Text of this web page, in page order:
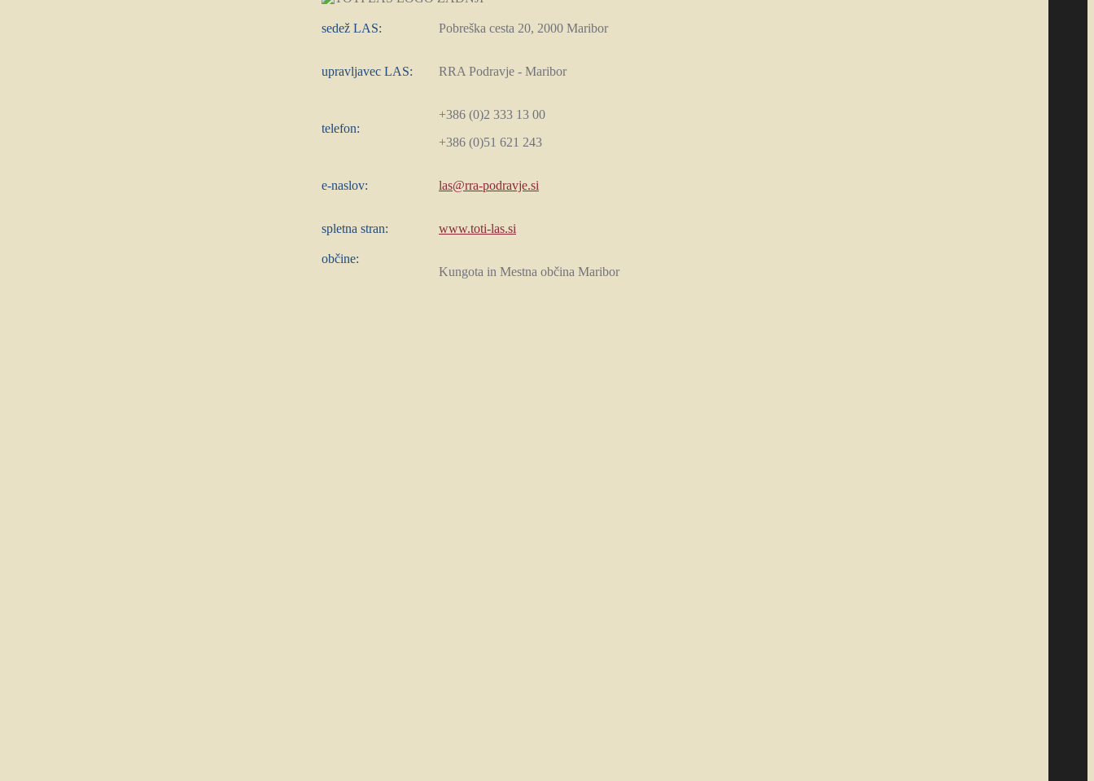
sedež LAS: Pobreška cesta 20, 2000 Maribor
upravljavec LAS: RRA Podravje - Maribor
telefon:
+386 (0)2 333 13 00
+386 (0)51 621 243
e-naslov: las@rra-podravje.si
spletna stran: www.toti-las.si
občine:
Kungota in Mestna občina Maribor